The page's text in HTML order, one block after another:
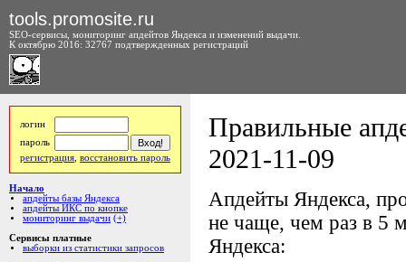
tools.promosite.ru
SEO-сервисы, мониторинг апдейтов Яндекса и изменений выдачи.
К октябрю 2016: 32767 подтвержденных регистраций
логин
пароль
регистрация восстановить пароль
Начало
апдейты базы Яндекса
апдейты ИКС по кнопке
мониторинг выдачи (+)
Сервисы платные
выборки из статистики запросов
Правильные
2021-11-09
Апдейты Яндекса,
не чаще, чем раз в 5
Яндекса: